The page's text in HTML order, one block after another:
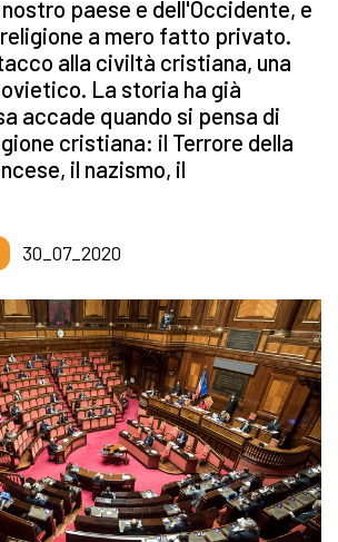
paese e dell'Occidente, e
a mero fatto privato.
alla civiltà cristiana, una
La storia ha già
accade quando si pensa di
cristiana: il Terrore della
il nazismo, il
30_07_2020